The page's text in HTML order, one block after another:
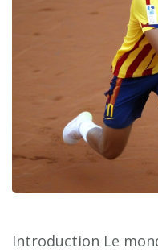
Introduction Le